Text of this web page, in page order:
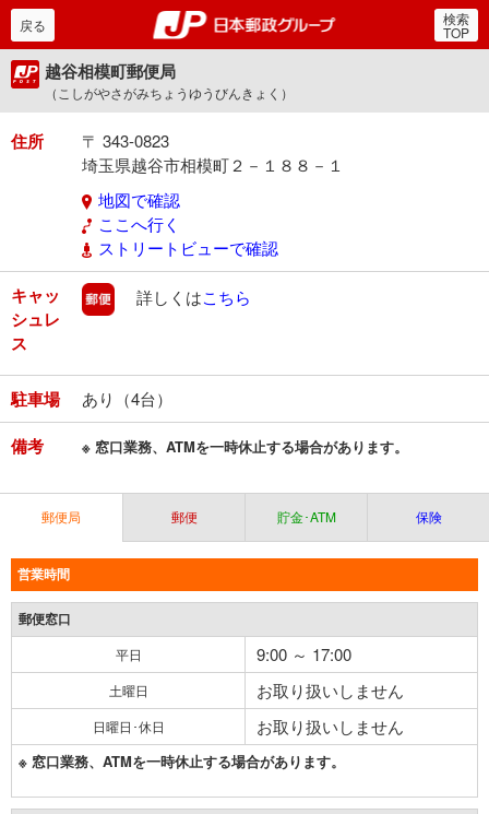
郵便局・日本郵政グルー
戻る 検索
TOP
越谷相模町郵便局
（こしがやさがみちょうゆうびんきょく）
住所
〒 343-0823
埼玉県越谷市相模町２－１８８－１
地図で確認
ここへ行く
ストリートビューで確認
キャッ
シュレ
ス
郵便
詳しくはこちら
駐車場 あり（4台）
備考 ※ 窓口業務、ATMを一時休止する場合があります。
郵便局 郵便 貯金･ATM 保険
営業時間
郵便窓口
平日 9:00 ～ 17:00
土曜日 お取り扱いしません
日曜日･休日 お取り扱いしません
※ 窓口業務、ATMを一時休止する場合があります。